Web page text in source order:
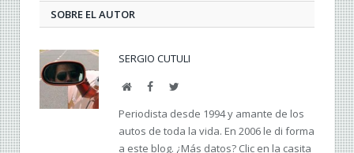
SOBRE EL AUTOR
SERGIO CUTULI
Web FacebookTwitter
Periodista desde 1994 y amante de los
autos de toda la vida. En 2006 le di forma
a este blog. ¿Más datos? Clic en la casita